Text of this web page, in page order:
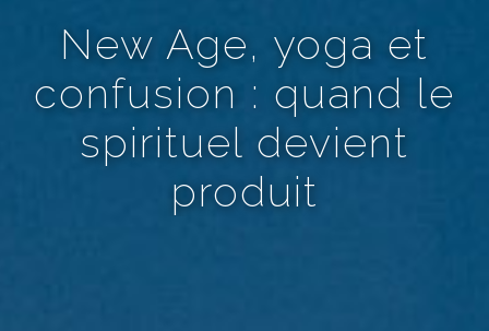
New Age, yoga et
confusion : quand le
spirituel devient
produit